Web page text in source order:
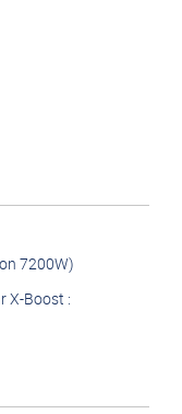
dont vous avez
7200W)
X-Boost :